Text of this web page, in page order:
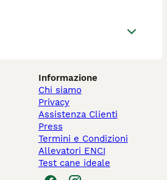
Informazione
Chi siamo
Privacy
Assistenza Clienti
Press
Termini e Condizioni
Allevatori ENCI
Test cane ideale